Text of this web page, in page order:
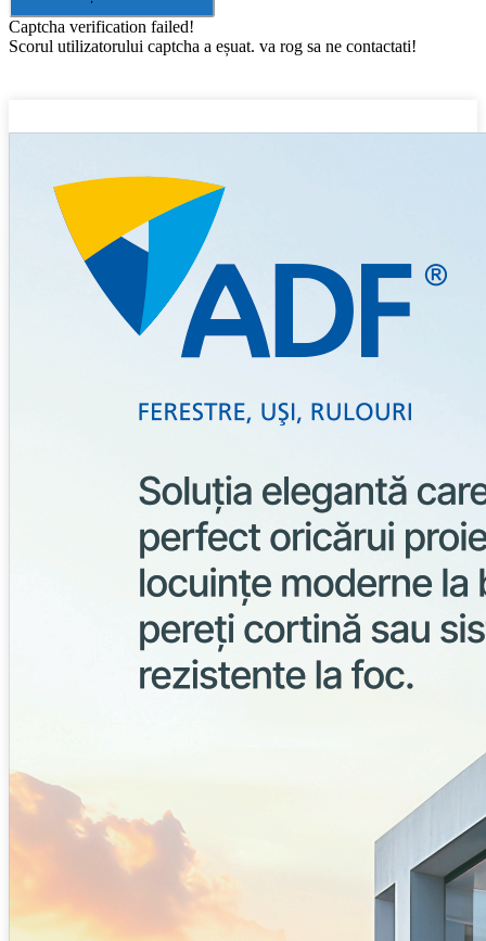
Captcha verification failed!
Scorul utilizatorului captcha a eșuat. va rog sa ne contactati!